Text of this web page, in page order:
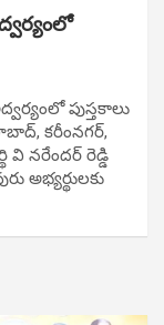
పుస్తకాలు
కరీంనగర్,
నరేందర్ రెడ్డి
అభ్యర్థులకు